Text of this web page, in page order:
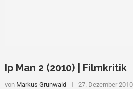
Ip Man 2 (2010) | Filmkritik
von Markus Grunwald 27. Dezember 2010